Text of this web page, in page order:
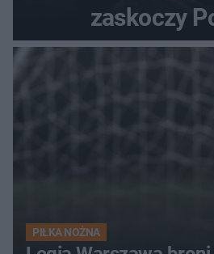
zaskoczy
PIŁKA NOŻNA